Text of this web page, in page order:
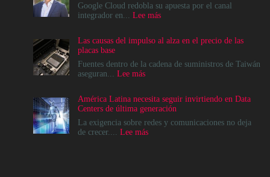
Google Cloud redobla su apuesta por el canal
integrador en... Lee más:
apuesta
el
para
acelerar
la
era
Las causas del impulso al alza en el precio de las
placas base
Fuentes dentro de la cadena de suministros de Taiwán
aseguran... Lee más:
del
impulso
al
alza
América Latina necesita seguir invirtiendo en Data
Centers de última generación
La exigencia sobre redes y comunicaciones no deja
de crecer.... Lee más: